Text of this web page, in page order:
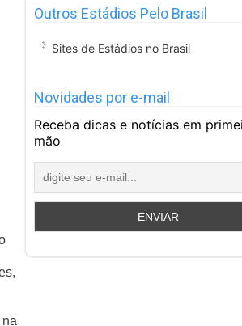
Outros Estádios Pelo Brasil
Sites de Estádios no Brasil
Novidades por e-mail
Receba dicas e notícias em
mão